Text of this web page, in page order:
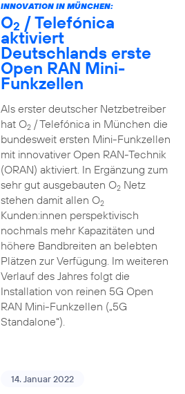
INNOVATION IN MÜNCHEN:
O2 / Telefónica
aktiviert
Deutschlands erste
Open RAN Mini-
Funkzellen
Als erster deutscher Netzbetreiber
hat O2/ Telefónica in München die
bundesweit ersten Mini-Funkzellen
mit innovativer Open RAN-Technik
(ORAN) aktiviert. In Ergänzung zum
sehr gut ausgebauten O2Netz
stehen damit allen O2
Kunden:innen perspektivisch
nochmals mehr Kapazitäten und
höhere Bandbreiten an belebten
Plätzen zur Verfügung. Im weiteren
Verlauf des Jahres folgt die
Installation von reinen 5G Open
RAN Mini-Funkzellen („5G
Standalone“).
14. Januar 2022